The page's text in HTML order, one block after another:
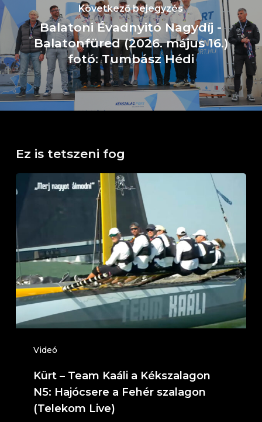
Következő bejegyzés
Balatoni Évadnyitó Nagydíj -
Balatonfüred (2026. május 16.)
fotó: Tumbász Hédi
Ez is tetszeni fog
Videó
Kürt
Team
Kaáli
a
Kékszalagon
N5:
Hajócsere
a
Fehér
szalagon
(Telekom
Live)
Kürt – Team Kaáli a Kékszalagon
N5: Hajócsere a Fehér szalagon
(Telekom Live)